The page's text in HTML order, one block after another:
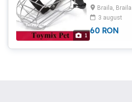
1
PRODUSELE
A++ - Cod
44028
38 cm -
Braila, Braila
3 august
60 RON